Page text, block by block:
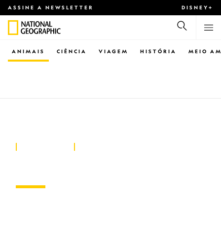
ASSINE A NEWSLETTER DISNEY+
CIÊNCIA VIAGEM
ANIMAIS HISTÓRIA MEIO